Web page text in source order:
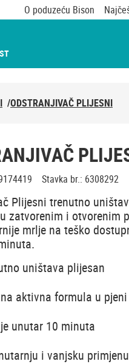
O poduzeću Bison
/ODSTRANJIVAČ PLIJESNI
Stavka br.: 6308292
Plijesni trenutno
zatvorenim i otvorenim
mrlje na teško
uništava plijesan
aktivna formula u pjeni
unutar 10 minuta
i vanjsku primjenu